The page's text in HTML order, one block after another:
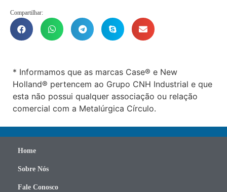
Compartilhar:
* Informamos que as marcas Case® e New
Holland® pertencem ao Grupo CNH Industrial e que
esta não possui qualquer associação ou relação
comercial com a Metalúrgica Círculo.
Home
Sobre Nós
Fale Conosco